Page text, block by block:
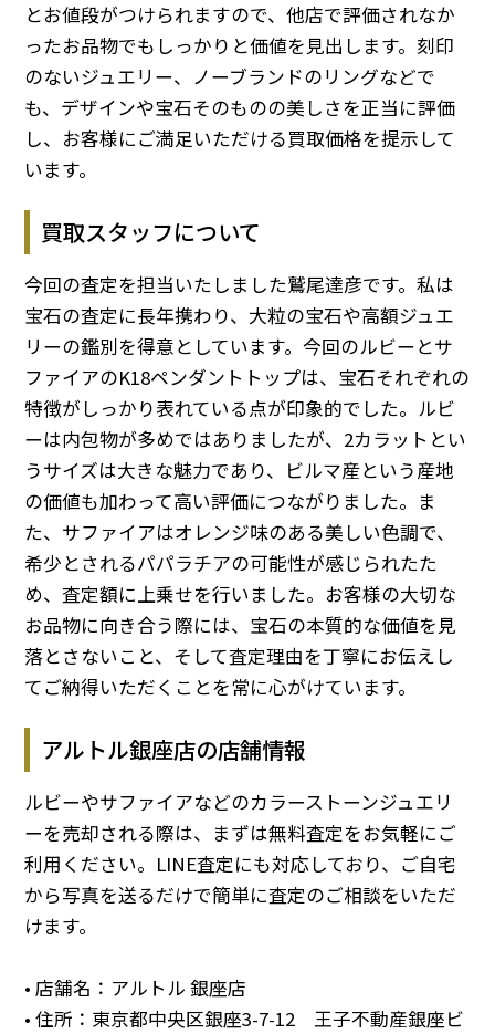
とお値段がつけられますので、他店で評価されなか
ったお品物でもしっかりと価値を見出します。刻印
のないジュエリー、ノーブランドのリングなどで
も、デザインや宝石そのものの美しさを正当に評価
し、お客様にご満足いただける買取価格を提示して
います。
買取スタッフについて
今回の査定を担当いたしました鷲尾達彦です。私は
宝石の査定に長年携わり、大粒の宝石や高額ジュエ
リーの鑑別を得意としています。今回のルビーとサ
ファイアのK18ペンダントトップは、宝石それぞれの
特徴がしっかり表れている点が印象的でした。ルビ
ーは内包物が多めではありましたが、2カラットとい
うサイズは大きな魅力であり、ビルマ産という産地
の価値も加わって高い評価につながりました。ま
た、サファイアはオレンジ味のある美しい色調で、
希少とされるパパラチアの可能性が感じられたた
め、査定額に上乗せを行いました。お客様の大切な
お品物に向き合う際には、宝石の本質的な価値を見
落とさないこと、そして査定理由を丁寧にお伝えし
てご納得いただくことを常に心がけています。
アルトル銀座店の店舗情報
ルビーやサファイアなどのカラーストーンジュエリ
ーを売却される際は、まずは無料査定をお気軽にご
利用ください。LINE査定にも対応しており、ご自宅
から写真を送るだけで簡単に査定のご相談をいただ
けます。
• 店舗名：アルトル 銀座店
• 住所：東京都中央区銀座3-7-12 王子不動産銀座ビ